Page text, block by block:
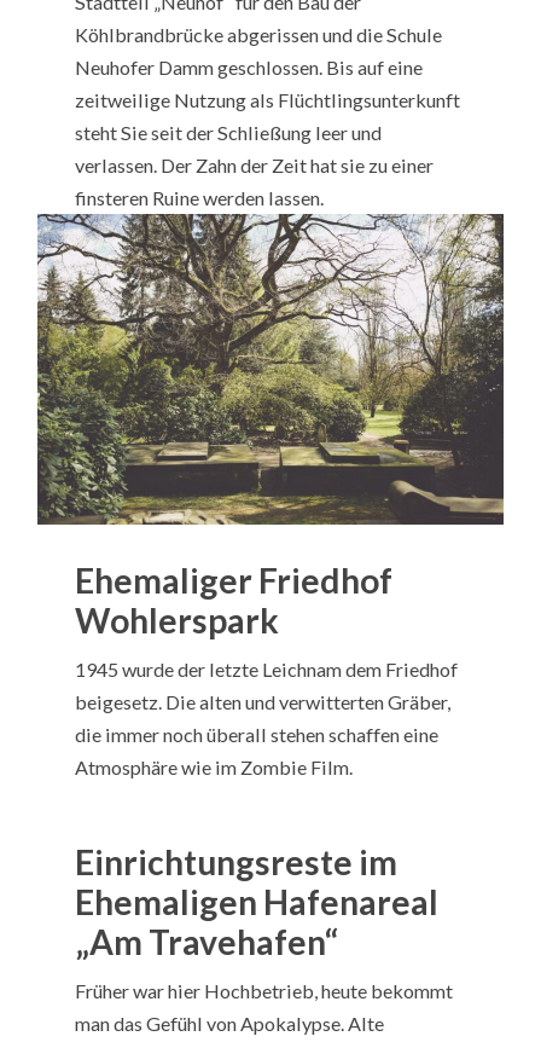
Köhlbrandbrücke abgerissen und die Schule
Neuhofer Damm geschlossen. Bis auf eine
zeitweilige Nutzung als Flüchtlingsunterkunft
steht Sie seit der Schließung leer und
verlassen. Der Zahn der Zeit hat sie zu einer
finsteren Ruine werden lassen.
Ehemaliger Friedhof
Wohlerspark
1945 wurde der letzte Leichnam dem Friedhof
beigesetz. Die alten und verwitterten Gräber,
die immer noch überall stehen schaffen eine
Atmosphäre wie im Zombie Film.
Einrichtungsreste im
Ehemaligen Hafenareal
„Am Travehafen“
Früher war hier Hochbetrieb, heute bekommt
man das Gefühl von Apokalypse. Alte